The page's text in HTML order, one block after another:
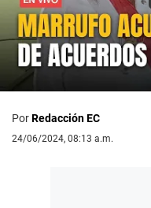
PorRedacción EC
24/06/2024, 08:13 a.m.